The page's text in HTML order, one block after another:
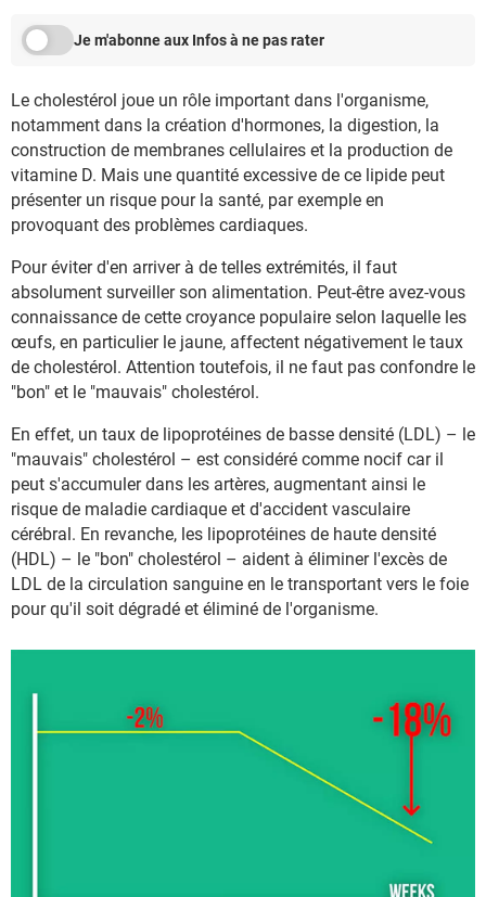
Je m'abonne aux Infos à ne pas rater
Le cholestérol joue un rôle important dans l'organisme,
notamment dans la création d'hormones, la digestion, la
construction de membranes cellulaires et la production de
vitamine D. Mais une quantité excessive de ce lipide peut
présenter un risque pour la santé, par exemple en
provoquant des problèmes cardiaques.
Pour éviter d'en arriver à de telles extrémités, il faut
absolument surveiller son alimentation. Peut-être avez-vous
connaissance de cette croyance populaire selon laquelle les
œufs, en particulier le jaune, affectent négativement le taux
de cholestérol. Attention toutefois, il ne faut pas confondre le
"bon" et le "mauvais" cholestérol.
En effet, un taux de lipoprotéines de basse densité (LDL) – le
"mauvais" cholestérol – est considéré comme nocif car il
peut s'accumuler dans les artères, augmentant ainsi le
risque de maladie cardiaque et d'accident vasculaire
cérébral. En revanche, les lipoprotéines de haute densité
(HDL) – le "bon" cholestérol – aident à éliminer l'excès de
LDL de la circulation sanguine en le transportant vers le foie
pour qu'il soit dégradé et éliminé de l'organisme.